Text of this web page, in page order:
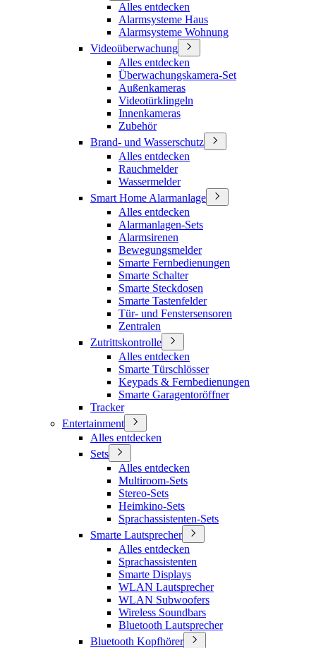
Alles entdecken
Alarmsysteme Haus
Alarmsysteme Wohnung
Videoüberwachung
Alles entdecken
Überwachungskamera-Set
Außenkameras
Videotürklingeln
Innenkameras
Zubehör
Brand- und Wasserschutz
Alles entdecken
Rauchmelder
Wassermelder
Smart Home Alarmanlage
Alles entdecken
Alarmanlagen-Sets
Alarmsirenen
Bewegungsmelder
Smarte Fernbedienungen
Smarte Schalter
Smarte Steckdosen
Smarte Tastenfelder
Tür- und Fenstersensoren
Zentralen
Zutrittskontrolle
Alles entdecken
Smarte Türschlösser
Keypads & Fernbedienungen
Smarte Garagentoröffner
Tracker
Entertainment
Alles entdecken
Sets
Alles entdecken
Multiroom-Sets
Stereo-Sets
Heimkino-Sets
Sprachassistenten-Sets
Smarte Lautsprecher
Alles entdecken
Sprachassistenten
Smarte Displays
WLAN Lautsprecher
WLAN Subwoofers
Wireless Soundbars
Bluetooth Lautsprecher
Bluetooth Kopfhörer